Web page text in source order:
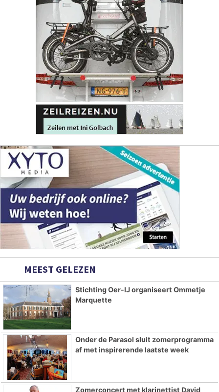
MEEST GELEZEN
Stichting Oer-IJ organiseert Ommetje
Marquette
Onder de Parasol sluit zomerprogramma
af met inspirerende laatste week
Zomerconcert met klarinettist David